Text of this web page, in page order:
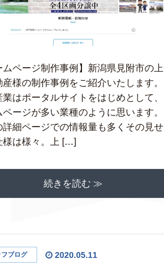
ムページ制作事例】新潟県見附市の上
産様の制作事例をご紹介いたします。
業はポータルサイトをはじめとして、
ページが多い業種のように思います。
詳細ページでの情報量も多くその見せ
様は様々。上 […]
続きを読む ≫
フブログ 2020.05.11